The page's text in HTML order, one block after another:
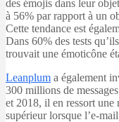
des émojis dans leur
à 56% par rapport à un
Cette tendance est
Dans 60% des tests
trouvait une émoticône
Leanplum a également
300 millions de
et 2018, il en ressort une
supérieur lorsque l’e-